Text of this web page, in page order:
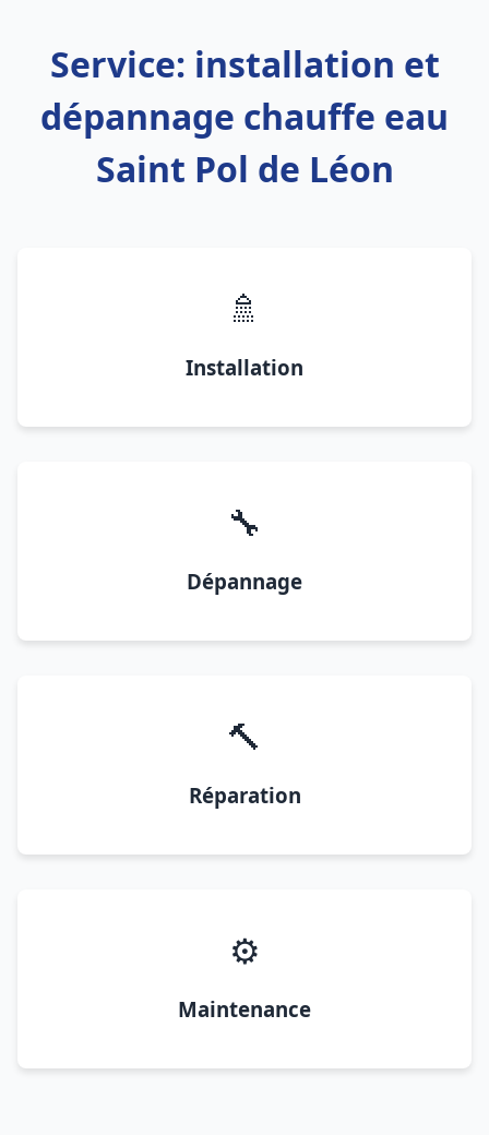
Service: installation et
dépannage chauffe eau
Saint Pol de Léon
🚿
Installation
🔧
Dépannage
🔨
Réparation
⚙️
Maintenance